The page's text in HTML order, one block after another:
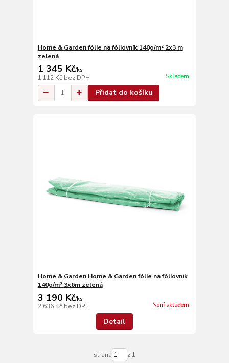
Home & Garden fólie na fóliovník 140g/m² 2x3 m
zelená
1 345 Kč/ks
1 112 Kč bez DPH Skladem
Přidat do košíku
Home & Garden Home & Garden fólie na fóliovník
140g/m² 3x6m zelená
3 190 Kč/ks
2 636 Kč bez DPH Není skladem
Detail
strana z 1